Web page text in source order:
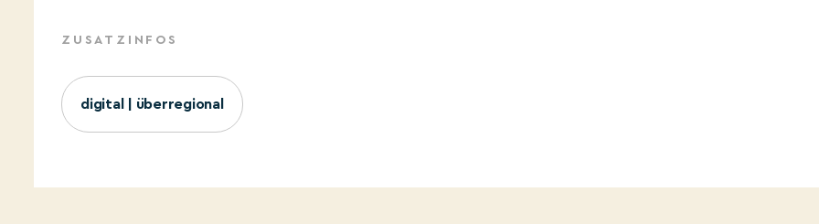
ZUSATZINFOS
digital | überregional